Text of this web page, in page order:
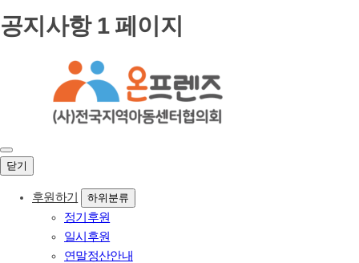
공지사항 1 페이지
닫기
후원하기 하위분류
정기후원
일시후원
연말정산안내